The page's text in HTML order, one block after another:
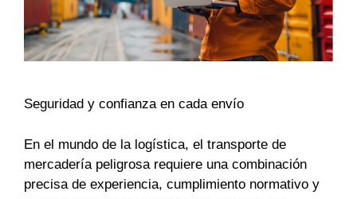
Seguridad y confianza en cada envío
En el mundo de la logística, el transporte de
mercadería peligrosa requiere una combinación
precisa de experiencia, cumplimiento normativo y